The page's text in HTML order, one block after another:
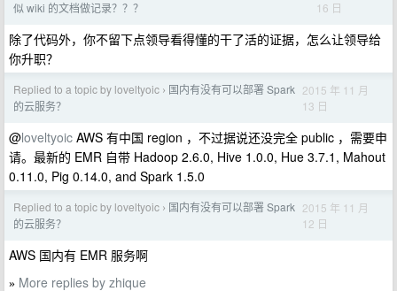
似 wiki 的文档做记录？？？
16 日
除了代码外，你不留下点领导看得懂的干了活的证据，怎么让领导给
你升职？
Replied to a topic by loveltyoic › 国内有没有可以部署 Spark
的云服务？
2015 年 11 月
13 日
@loveltyoic AWS 有中国 region ，不过据说还没完全 public ，需要申
请。最新的 EMR 自带 Hadoop 2.6.0, Hive 1.0.0, Hue 3.7.1, Mahout
0.11.0, Pig 0.14.0, and Spark 1.5.0
Replied to a topic by loveltyoic › 国内有没有可以部署 Spark
的云服务？
2015 年 11 月
12 日
AWS 国内有 EMR 服务啊
» More replies by zhique